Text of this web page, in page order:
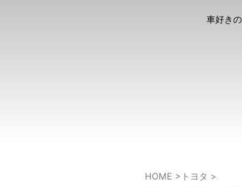
車好き
HOME > トヨタ >